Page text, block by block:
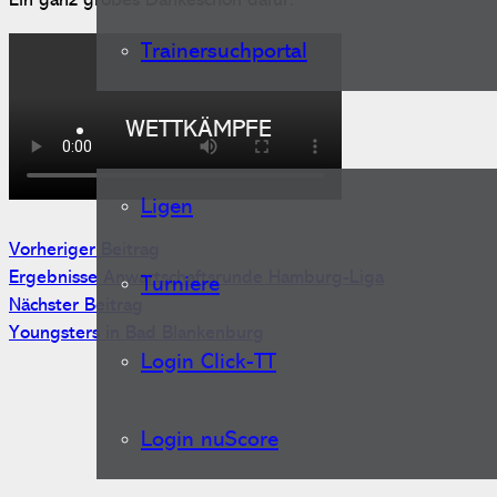
Trainersuchportal
WETTKÄMPFE
Ligen
Turniere
Login Click-TT
Login nuScore
Vorheriger Beitrag
Ergebnisse Anwartschaftsrunde Hamburg-Liga
Nächster Beitrag
Youngsters in Bad Blankenburg